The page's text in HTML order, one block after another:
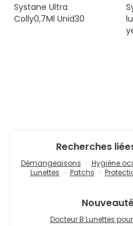
Systane Ultra
Colly0,7Ml Unid30
Recherches
Démangeaisons Hygiène
Lunettes
Patchs
Docteur B Lunettes